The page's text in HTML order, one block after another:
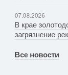
07.08.2026
В крае
загрязнение рек
Все новости